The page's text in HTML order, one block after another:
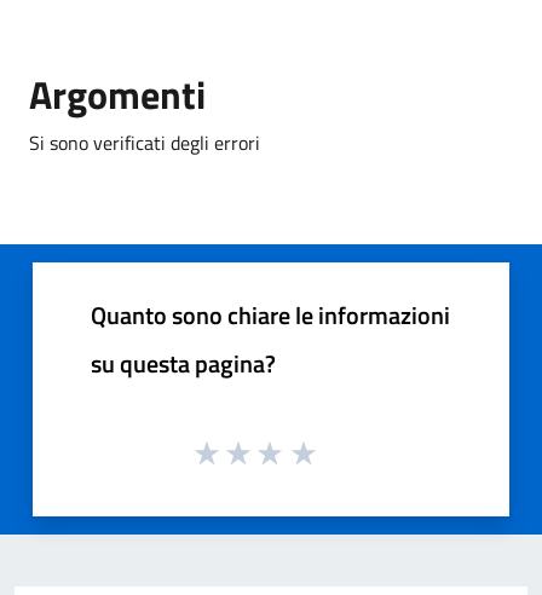
Argomenti
Si sono verificati degli errori
Quanto sono chiare le informazioni
su questa pagina?